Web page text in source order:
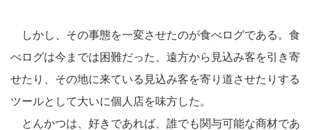
しかし、その事態を一変させたのが食べログである。食
べログは今までは困難だった、遠方から見込み客を引き寄
せたり、その地に来ている見込み客を寄り道させたりする
ツールとして大いに個人店を味方した。
とんかつは、好きであれば、誰でも関与可能な商材であ